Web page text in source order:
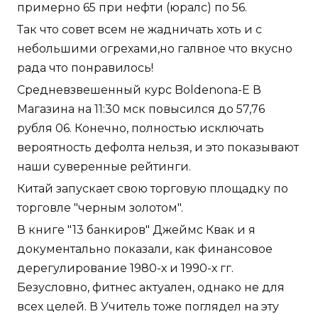
примерно 65 при нефти (юралс) по 56.
Так что совет всем не жадничать хоть и с
небольшими огрехами,но галвное что вкусно
рада что понравилось!
Средневзвешенный курс Boldenona-E В
Магазина на 11:30 мск повысился до 57,76
рубля 06. Конечно, полностью исключать
вероятность дефолта нельзя, и это показывают
наши суверенные рейтинги.
Китай запускает свою торговую площадку по
торговле "черным золотом".
В книге "13 банкиров" Джеймс Квак и я
документально показали, как финансовое
дерегулирование 1980-х и 1990-х гг.
Безусловно, фитнес актуален, однако не для
всех целей. В Учитель тоже поглядел на эту